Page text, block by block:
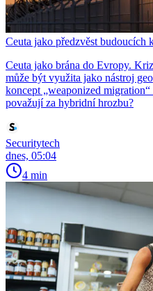
Ceuta jako předzvěst budoucích
Ceuta jako brána do Evropy.
může být využita jako nástroj
koncept „weaponized
považují za hybridní hrozbu?
Securitytech
dnes, 05:04
4 min